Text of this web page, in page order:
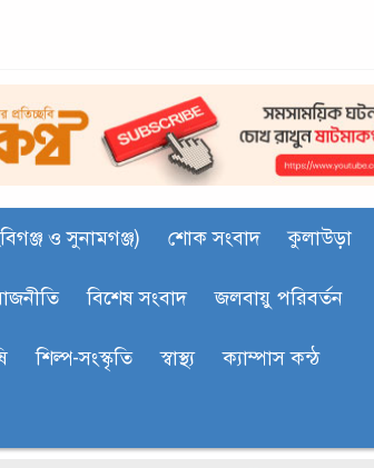
ও সুনামগঞ্জ) শোক সংবাদ কুলাউড়া
বিশেষ সংবাদ জলবায়ু পরিবর্তন
শিল্প-সংস্কৃতি স্বাস্থ্য ক‍্যাম্পাস কন্ঠ